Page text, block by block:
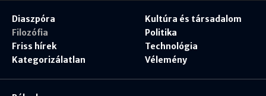
Diaszpóra
Filozófia
Friss hírek
Kategorizálatlan
Kultúra és társadalom
Politika
Technológia
Vélemény